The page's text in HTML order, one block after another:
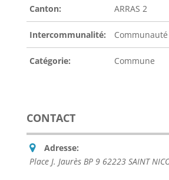
Canton: ARRAS 2
Intercommunalité:
Catégorie: Commune
CONTACT
Adresse:
Place J. Jaurès BP 9 62223 SAINT